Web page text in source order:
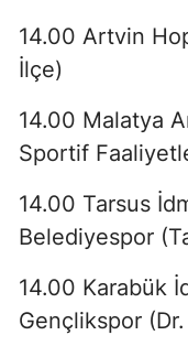
14.00 Artvin
İlçe)
14.00 Malatya
Sportif
14.00 Tarsus
Belediyespor
14.00 Karabük
Gençlikspor